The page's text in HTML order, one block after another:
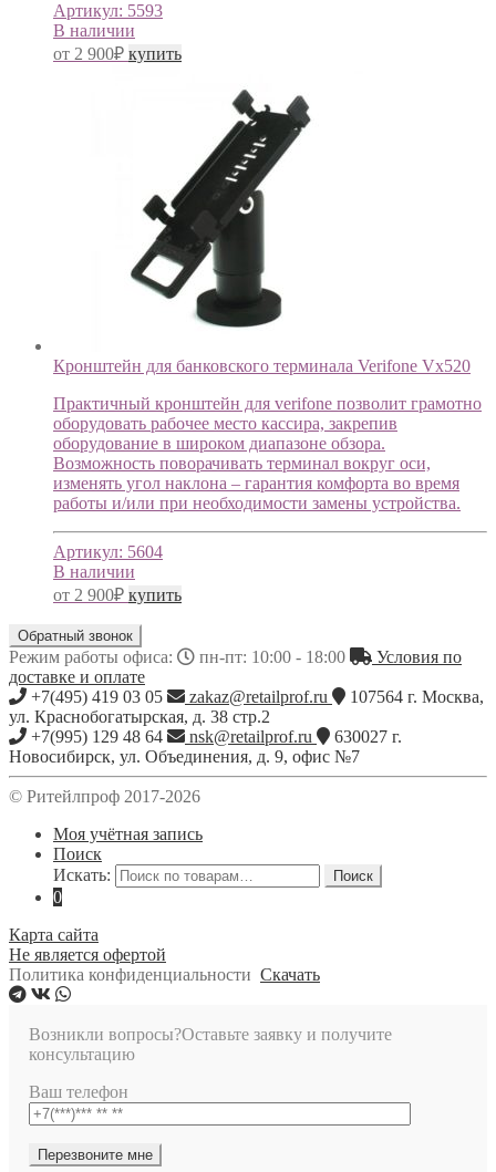
Артикул: 5593
В наличии
от 2 900₽ купить
Кронштейн для банковского терминала Verifone Vx520
Практичный кронштейн для verifone позволит грамотно
оборудовать рабочее место кассира, закрепив
оборудование в широком диапазоне обзора.
Возможность поворачивать терминал вокруг оси,
изменять угол наклона – гарантия комфорта во время
работы и/или при необходимости замены устройства.
Артикул: 5604
В наличии
от 2 900₽ купить
Обратный звонок
Режим работы офиса: пн-пт: 10:00 - 18:00
Условия по
доставке и оплате
+7(495) 419 03 05
zakaz@retailprof.ru 107564 г. Москва,
ул. Краснобогатырская, д. 38 стр.2
+7(995) 129 48 64
nsk@retailprof.ru 630027 г.
Новосибирск, ул. Объединения, д. 9, офис №7
© Ритейлпроф 2017-2026
Моя учётная запись
Поиск
Искать:
Поиск
0
Карта сайта
Не является офертой
Политика конфиденциальности Скачать
Возникли вопросы?Оставьте заявку и получите
консультацию
Ваш телефон